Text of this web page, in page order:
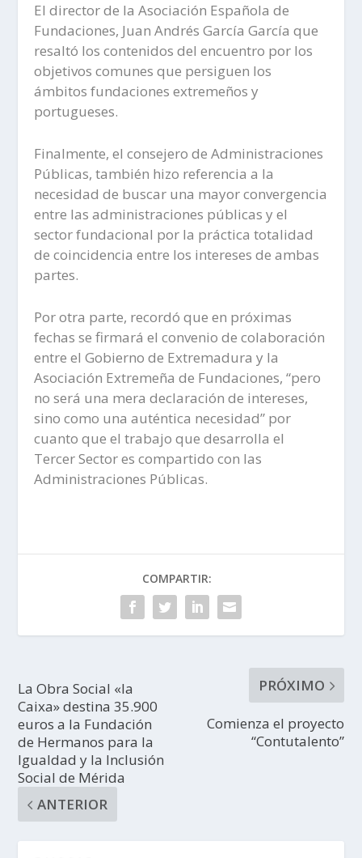
El director de la Asociación Española de
Fundaciones, Juan Andrés García García que
resaltó los contenidos del encuentro por los
objetivos comunes que persiguen los
ámbitos fundaciones extremeños y
portugueses.
Finalmente, el consejero de Administraciones
Públicas, también hizo referencia a la
necesidad de buscar una mayor convergencia
entre las administraciones públicas y el
sector fundacional por la práctica totalidad
de coincidencia entre los intereses de ambas
partes.
Por otra parte, recordó que en próximas
fechas se firmará el convenio de colaboración
entre el Gobierno de Extremadura y la
Asociación Extremeña de Fundaciones, “pero
no será una mera declaración de intereses,
sino como una auténtica necesidad” por
cuanto que el trabajo que desarrolla el
Tercer Sector es compartido con las
Administraciones Públicas.
COMPARTIR:
La Obra Social «la
Caixa» destina 35.900
euros a la Fundación
de Hermanos para la
Igualdad y la Inclusión
Social de Mérida
ANTERIOR
PRÓXIMO
Comienza el proyecto
“Contutalento”